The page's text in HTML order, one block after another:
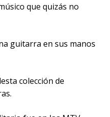
que quizás no
guitarra en sus manos
colección de